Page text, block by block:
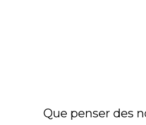
Que penser des